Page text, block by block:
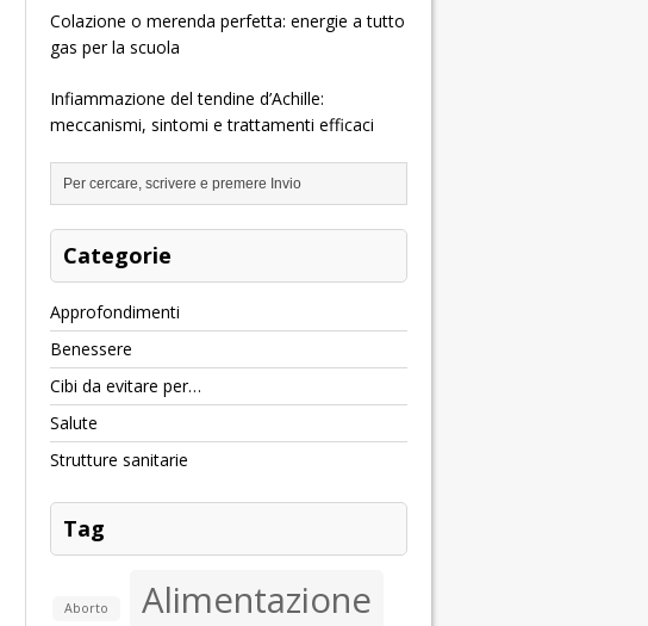
Colazione o merenda perfetta: energie a tutto
gas per la scuola
Infiammazione del tendine d’Achille:
meccanismi, sintomi e trattamenti efficaci
Categorie
Approfondimenti
Benessere
Cibi da evitare per…
Salute
Strutture sanitarie
Tag
Aborto Alimentazione